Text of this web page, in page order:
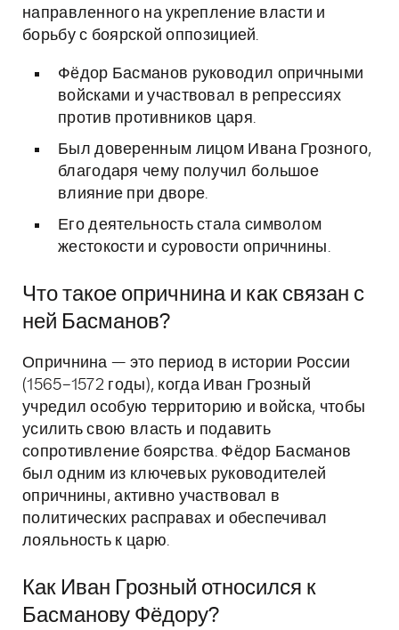
направленного на укрепление власти и
борьбу с боярской оппозицией.
Фёдор Басманов руководил опричными
войсками и участвовал в репрессиях
против противников царя.
Был доверенным лицом Ивана Грозного,
благодаря чему получил большое
влияние при дворе.
Его деятельность стала символом
жестокости и суровости опричнины.
Что такое опричнина и как связан с
ней Басманов?
Опричнина — это период в истории России
(1565–1572 годы), когда Иван Грозный
учредил особую территорию и войска, чтобы
усилить свою власть и подавить
сопротивление боярства. Фёдор Басманов
был одним из ключевых руководителей
опричнины, активно участвовал в
политических расправах и обеспечивал
лояльность к царю.
Как Иван Грозный относился к
Басманову Фёдору?